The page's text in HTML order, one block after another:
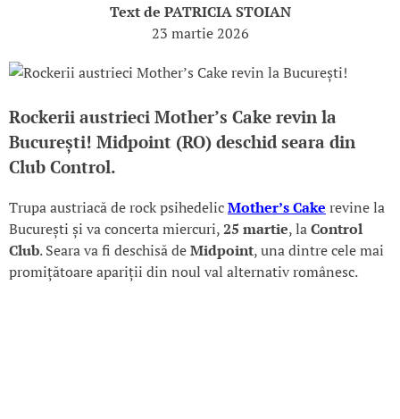
Text de PATRICIA STOIAN
23 martie 2026
Rockerii austrieci Mother’s Cake revin la
București! Midpoint (RO) deschid seara din
Club Control.
Trupa austriacă de rock psihedelicMother’s Cake revine la
București și va concerta miercuri,25 martie, laControl
Club. Seara va fi deschisă deMidpoint, una dintre cele mai
promițătoare apariții din noul val alternativ românesc.